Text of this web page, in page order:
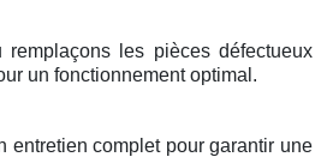
remplaçons les pièces défectueux
un fonctionnement optimal.
entretien complet pour garantir une